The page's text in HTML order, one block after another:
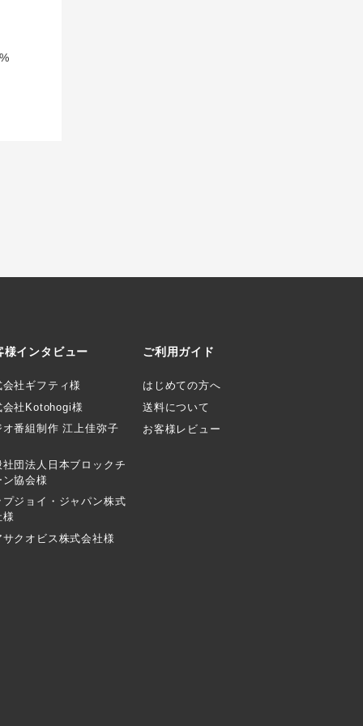
様インタビュー
会社ギフティ様
会社Kotohogi様
オ番組制作 江上佳弥子
社団法人日本ブロックチ
ン協会様
プジョイ・ジャパン株式
様
サクオビス株式会社様
ご利用ガイド
はじめての方へ
送料について
お客様レビュー